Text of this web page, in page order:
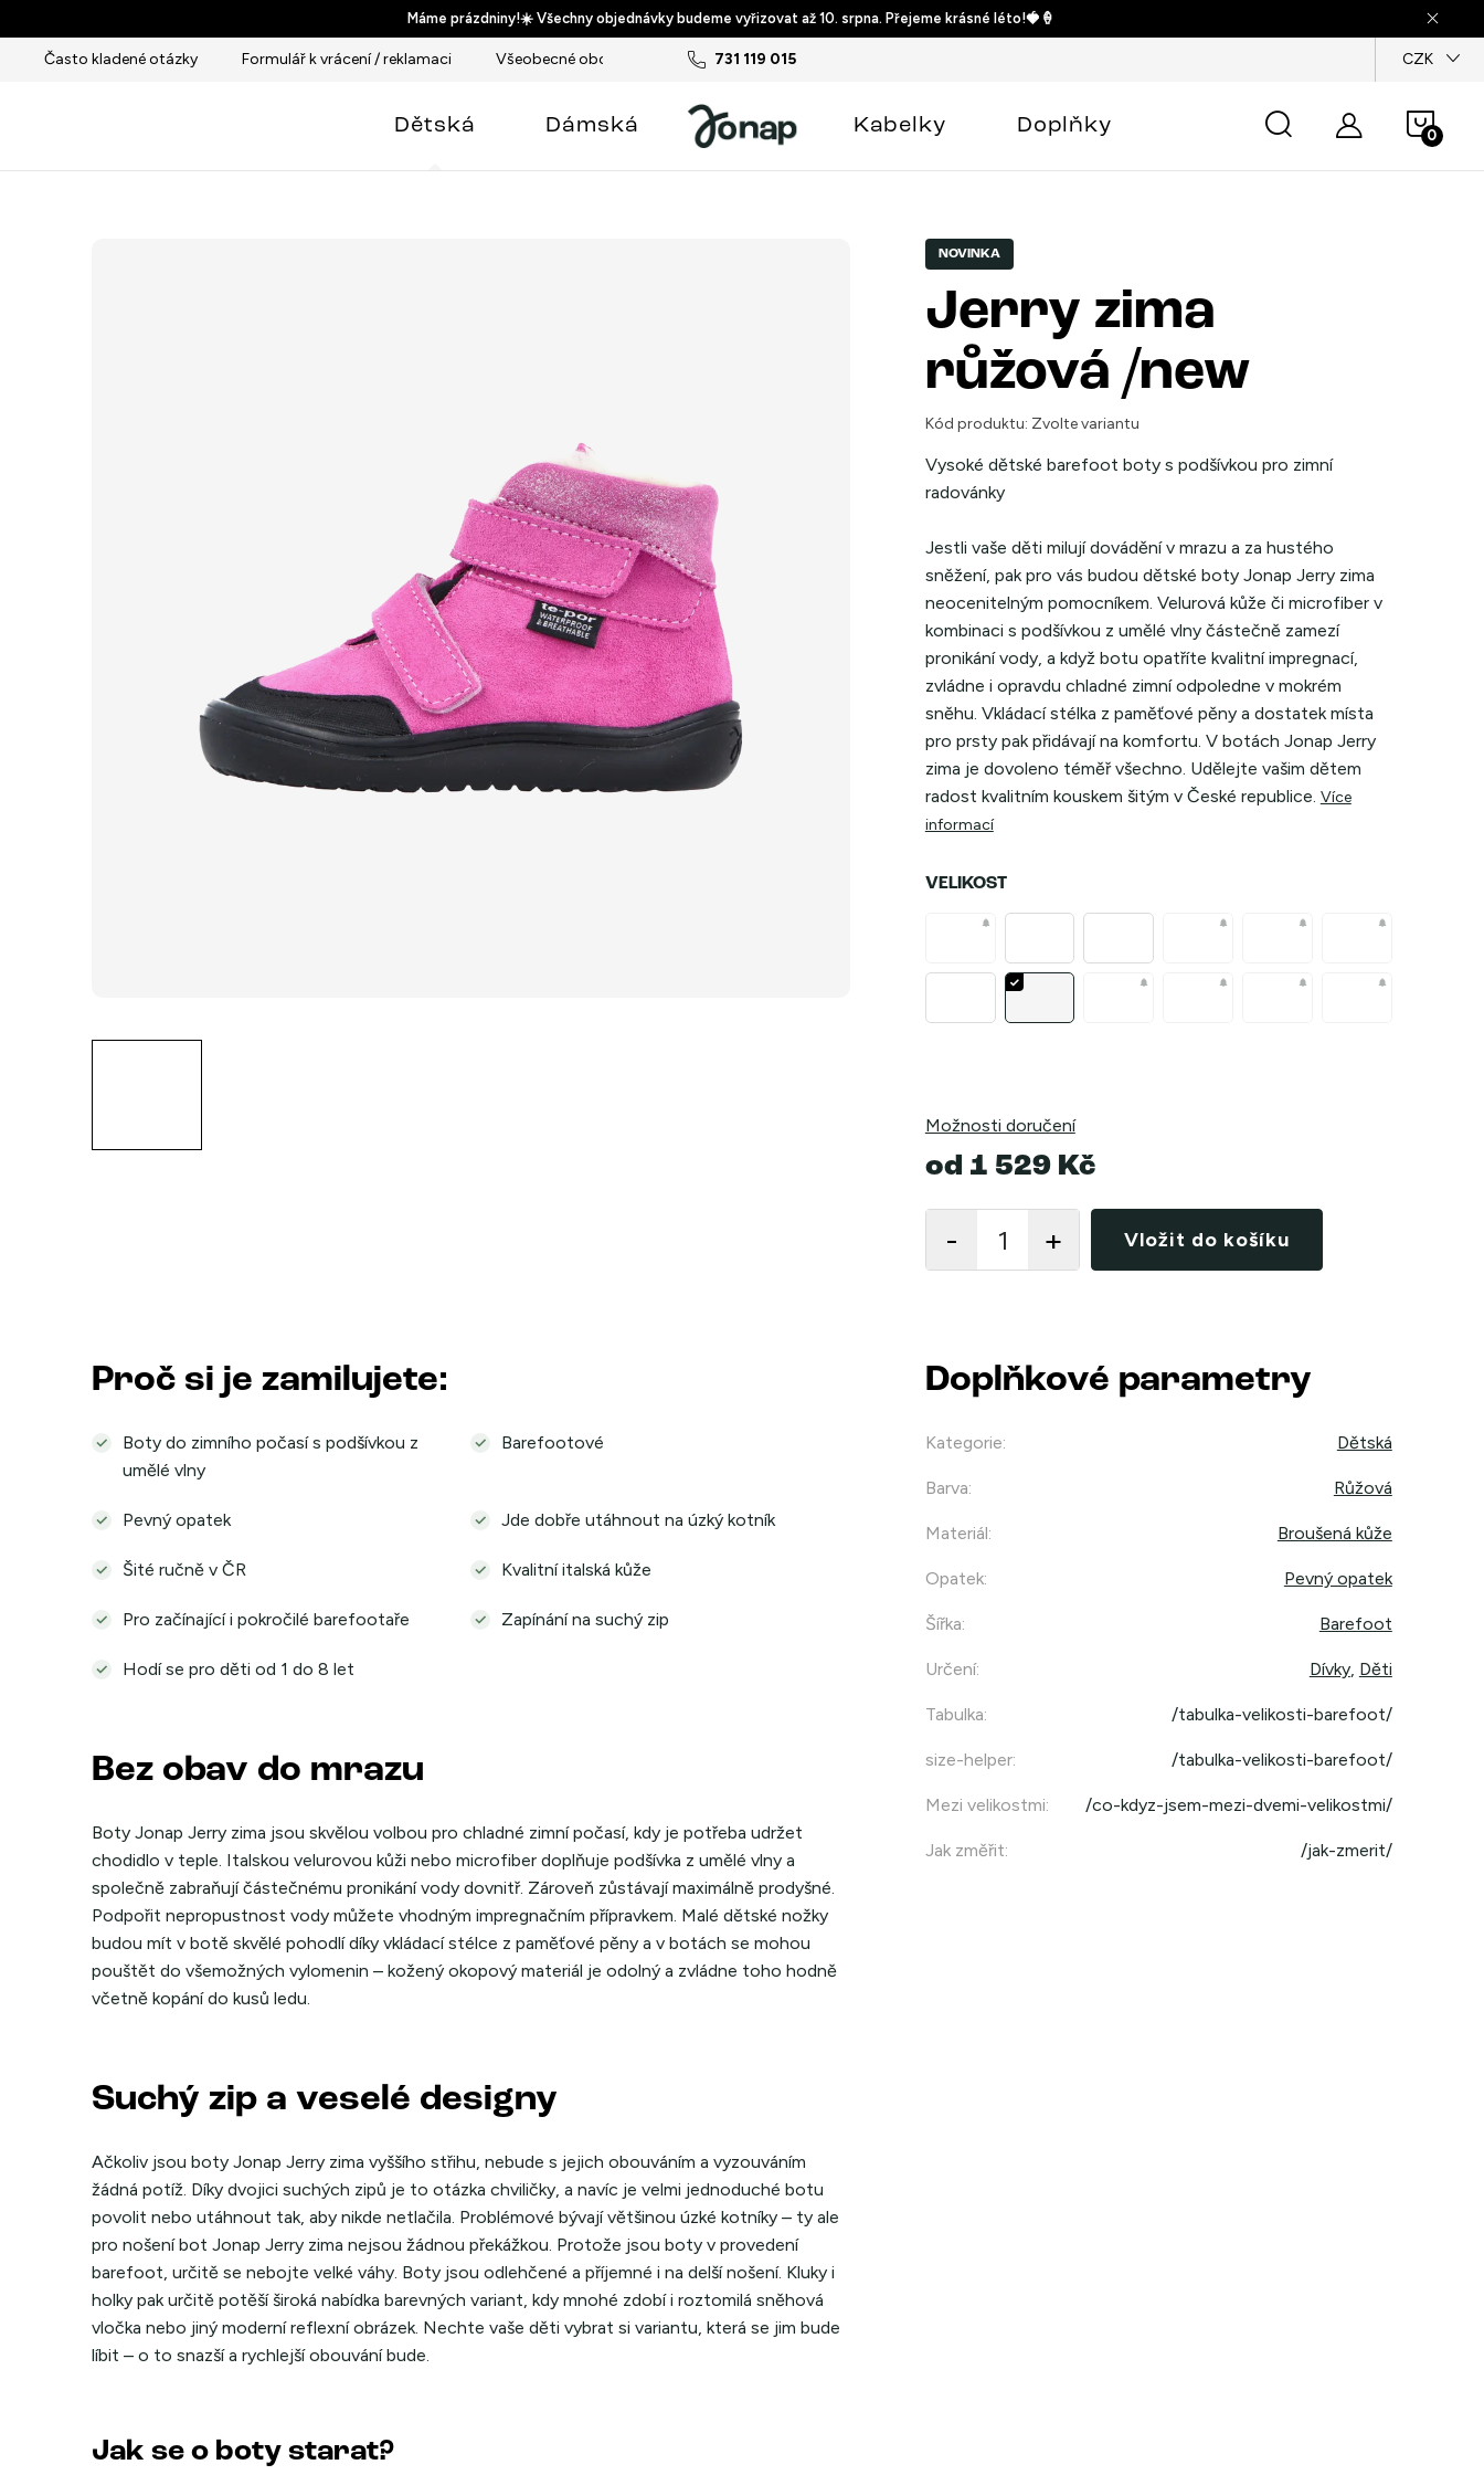
na
obsah
Máme prázdniny!☀️ Všechny objednávky budeme vyřizovat až 10. srpna. Přejeme krásné léto!🍓🍦
731 119 015
Často kladené otázky Formulář k vrácení / reklamaci Všeobecné obchodní podmínky Podmínky ochrany osobních údajů CZK
košík
Dětská Dámská Kabelky Doplňky
NOVINKA
Jerry zima
růžová /new
Kód produktu: Zvolte variantu
Vysoké dětské barefoot boty s podšívkou pro zimní
radovánky
Jestli vaše děti milují dovádění v mrazu a za hustého
sněžení, pak pro vás budou dětské boty Jonap Jerry zima
neocenitelným pomocníkem. Velurová kůže či microfiber v
kombinaci s podšívkou z umělé vlny částečně zamezí
pronikání vody, a když botu opatříte kvalitní impregnací,
zvládne i opravdu chladné zimní odpoledne v mokrém
sněhu. Vkládací stélka z paměťové pěny a dostatek místa
pro prsty pak přidávají na komfortu. V botách Jonap Jerry
zima je dovoleno téměř všechno. Udělejte vašim dětem
radost kvalitním kouskem šitým v České republice. Více
informací
VELIKOST
Možnosti doručení
od 1 529 Kč
Vložit do košíku
Proč si je zamilujete:
Boty do zimního počasí s podšívkou z
umělé vlny
Barefootové
Pevný opatek Jde dobře utáhnout na úzký kotník
Šité ručně v ČR Kvalitní italská kůže
Pro začínající i pokročilé barefootaře Zapínání na suchý zip
Hodí se pro děti od 1 do 8 let
Bez obav do mrazu
Boty Jonap Jerry zima jsou skvělou volbou pro chladné zimní počasí, kdy je potřeba udržet
chodidlo v teple. Italskou velurovou kůži nebo microfiber doplňuje podšívka z umělé vlny a
společně zabraňují částečnému pronikání vody dovnitř. Zároveň zůstávají maximálně prodyšné.
Podpořit nepropustnost vody můžete vhodným impregnačním přípravkem. Malé dětské nožky
budou mít v botě skvělé pohodlí díky vkládací stélce z paměťové pěny a v botách se mohou
pouštět do všemožných vylomenin – kožený okopový materiál je odolný a zvládne toho hodně
včetně kopání do kusů ledu.
Suchý zip a veselé designy
Ačkoliv jsou boty Jonap Jerry zima vyššího střihu, nebude s jejich obouváním a vyzouváním
žádná potíž. Díky dvojici suchých zipů je to otázka chviličky, a navíc je velmi jednoduché botu
povolit nebo utáhnout tak, aby nikde netlačila. Problémové bývají většinou úzké kotníky – ty ale
pro nošení bot Jonap Jerry zima nejsou žádnou překážkou. Protože jsou boty v provedení
barefoot, určitě se nebojte velké váhy. Boty jsou odlehčené a příjemné i na delší nošení. Kluky i
holky pak určitě potěší široká nabídka barevných variant, kdy mnohé zdobí i roztomilá sněhová
vločka nebo jiný moderní reflexní obrázek. Nechte vaše děti vybrat si variantu, která se jim bude
líbit – o to snazší a rychlejší obouvání bude.
Jak se o boty starat?
Doplňkové parametry
Kategorie: Dětská
Barva: Růžová
Materiál: Broušená kůže
Opatek: Pevný opatek
Šířka: Barefoot
Určení: Dívky, Děti
Tabulka: /tabulka-velikosti-barefoot/
size-helper: /tabulka-velikosti-barefoot/
Mezi velikostmi: /co-kdyz-jsem-mezi-dvemi-velikostmi/
Jak změřit: /jak-zmerit/